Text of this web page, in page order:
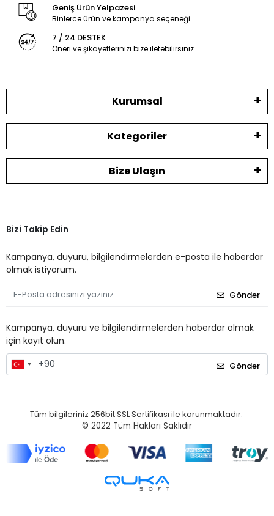
Geniş Ürün Yelpazesi
Binlerce ürün ve kampanya seçeneği
7 / 24 DESTEK
Öneri ve şikayetlerinizi bize iletebilirsiniz.
Kurumsal
Kategoriler
Bize Ulaşın
Bizi Takip Edin
Kampanya, duyuru, bilgilendirmelerden e-posta ile haberdar
olmak istiyorum.
Gönder
Kampanya, duyuru ve bilgilendirmelerden haberdar olmak
için kayıt olun.
Gönder
Tüm bilgileriniz 256bit SSL Sertifikası ile korunmaktadır.
© 2022 Tüm Hakları Saklıdır